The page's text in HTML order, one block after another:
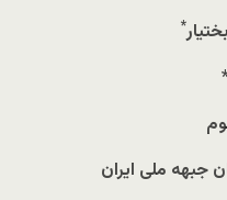
*
جبهه ملی ایران